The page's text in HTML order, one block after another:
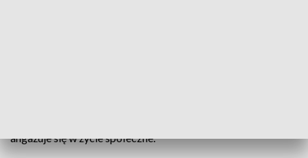
angażuje się w życie społeczne.